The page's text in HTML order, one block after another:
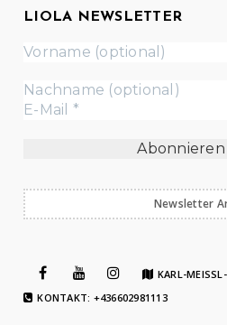
LIOLA NEWSLETTER
Newsletter
KARL-
KONTAKT: +436602981113